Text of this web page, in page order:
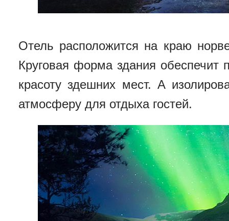
Отель расположится на краю
Круговая форма здания обеспечит
красоту здешних мест. А
атмосферу для отдыха гостей.